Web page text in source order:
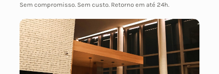
Sem compromisso. Sem custo. Retorno em até 24h.